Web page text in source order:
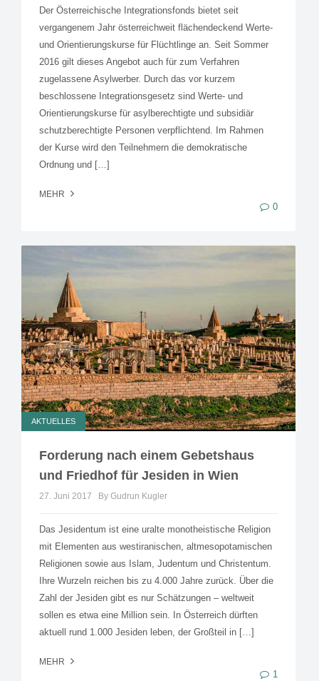
Der Österreichische Integrationsfonds bietet seit
vergangenem Jahr österreichweit flächendeckend Werte-
und Orientierungskurse für Flüchtlinge an. Seit Sommer
2016 gilt dieses Angebot auch für zum Verfahren
zugelassene Asylwerber. Durch das vor kurzem
beschlossene Integrationsgesetz sind Werte- und
Orientierungskurse für asylberechtigte und subsidiär
schutzberechtigte Personen verpflichtend. Im Rahmen
der Kurse wird den Teilnehmern die demokratische
Ordnung und […]
MEHR
0
AKTUELLES
Forderung nach einem Gebetshaus
und Friedhof für Jesiden in Wien
27. Juni 2017 By Gudrun Kugler
Das Jesidentum ist eine uralte monotheistische Religion
mit Elementen aus westiranischen, altmesopotamischen
Religionen sowie aus Islam, Judentum und Christentum.
Ihre Wurzeln reichen bis zu 4.000 Jahre zurück. Über die
Zahl der Jesiden gibt es nur Schätzungen – weltweit
sollen es etwa eine Million sein. In Österreich dürften
aktuell rund 1.000 Jesiden leben, der Großteil in […]
MEHR
1